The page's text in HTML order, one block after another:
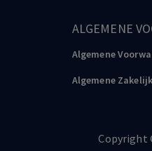
ALGEMENE
Algemene
Algemene
Copyright